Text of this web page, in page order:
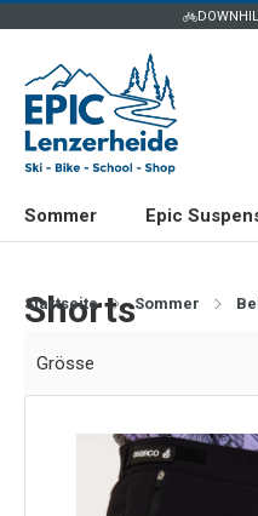
Sommer Epic
Startseite Sommer
Shorts
Grösse